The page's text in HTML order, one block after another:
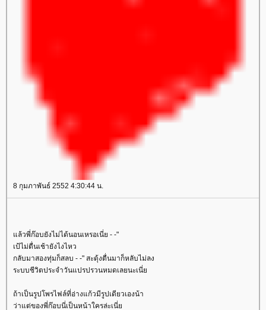
8 กุมภาพันธ์ 2552 4:30:44 น.
ล้วพี่ก๊อบยังไม่ได้นอนเหรอเนี่ย - -"
เป้ไม่ตื่นเช้ายังไงไหว
กลับมาสองทุ่มก็สลบ - -" สะดุ้งตื่นมาก็หลับไม่ลง
ระบบชีวิตประจำวันแปรปรวนหมดเลยนะเนี่
ถ้าเป็นรูปโพรไฟล์ที่อ่างแก้วมีรูปเดียวเองน้า
ว่าแต่ของพี่ก๊อบนี่เป็นหน้าใครล่ะเนี่